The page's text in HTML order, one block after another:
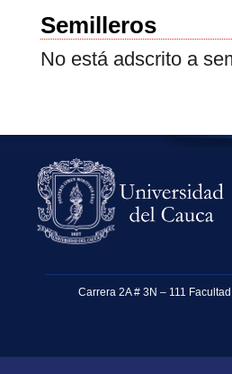
Semilleros
No está adscrito a
Carrera 2A # 3N – 111